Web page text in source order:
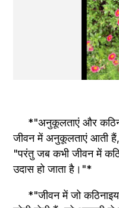
*"अनुकूलताएं और
जीवन में अनुकूलताएं आती
"परंतु जब कभी जीवन में
उदास हो जाता है।"*
*"जीवन में जो